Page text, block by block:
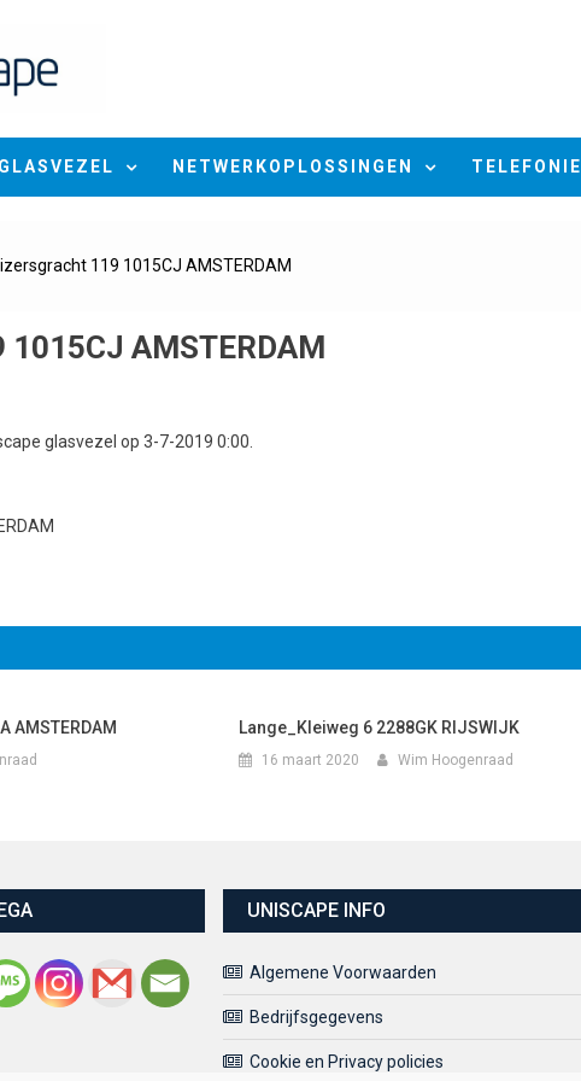
NETWERKOPLOSSINGEN TELEFONIE
119 1015CJ AMSTERDAM
AMSTERDAM
glasvezel op 3-7-2019 0:00.
AMSTERDAM Lange_Kleiweg 6 2288GK RIJSWIJK
16 maart 2020 Wim Hoogenraad
UNISCAPE INFO
Algemene Voorwaarden
Bedrijfsgegevens
Cookie en Privacy policies